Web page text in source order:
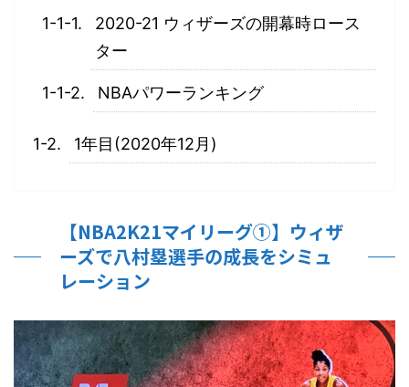
2020-21 ウィザーズの開幕時ロース
ター
NBAパワーランキング
1年目(2020年12月)
【NBA2K21マイリーグ①】ウィザ
ーズで八村塁選手の成長をシミュ
レーション